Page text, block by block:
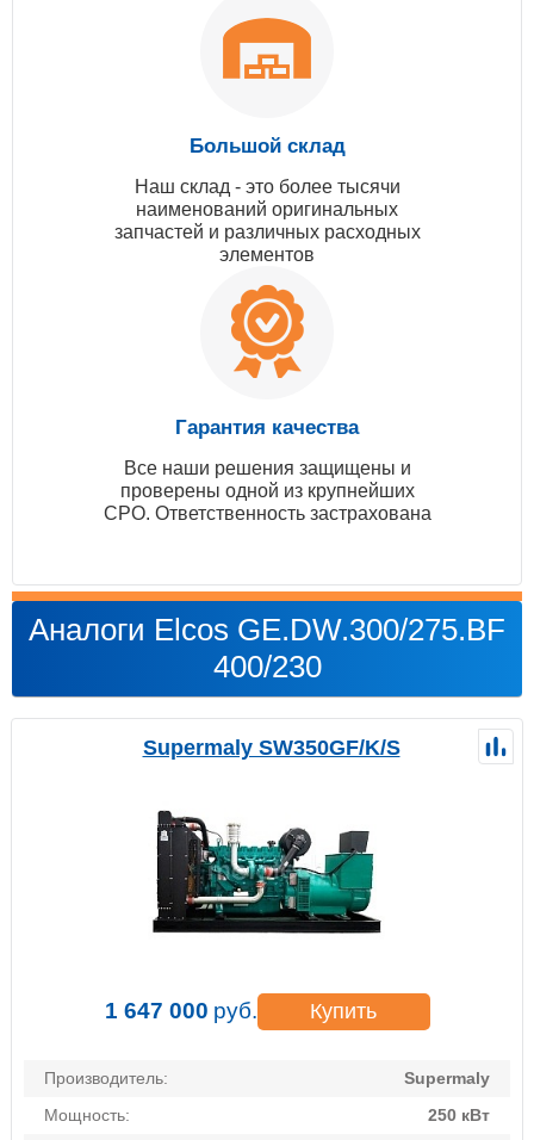
Большой склад
Наш склад - это более тысячи
наименований оригинальных
запчастей и различных расходных
элементов
Гарантия качества
Все наши решения защищены и
проверены одной из крупнейших
СРО. Ответственность застрахована
Аналоги Elcos GE.DW.300/275.BF
400/230
Supermaly SW350GF/K/S
1 647 000 руб. Купить
Производитель:
Supermaly
Мощность:
250 кВт